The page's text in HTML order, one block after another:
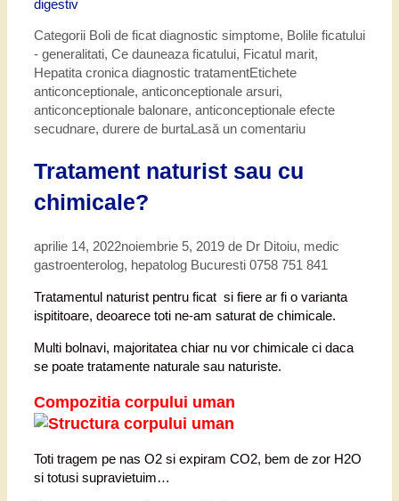
digestiv
Categorii Boli de ficat diagnostic simptome, Bolile ficatului
- generalitati, Ce dauneaza ficatului, Ficatul marit,
Hepatita cronica diagnostic tratamentEtichete
anticonceptionale, anticonceptionale arsuri,
anticonceptionale balonare, anticonceptionale efecte
secudnare, durere de burtaLasă un comentariu
Tratament naturist sau cu
chimicale?
aprilie 14, 2022noiembrie 5, 2019 de Dr Ditoiu, medic
gastroenterolog, hepatolog Bucuresti 0758 751 841
Tratamentul naturist pentru ficat si fiere ar fi o varianta
ispititoare, deoarece toti ne-am saturat de chimicale.
Multi bolnavi, majoritatea chiar nu vor chimicale ci daca
se poate tratamente naturale sau naturiste.
Compozitia corpului uman
Toti tragem pe nas O2 si expiram CO2, bem de zor H2O
si totusi supravietuim…